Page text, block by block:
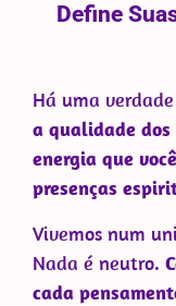
Define
Há uma
a qualidade dos
energia que
presenças
Vivemos num
Nada é neutro.
cada